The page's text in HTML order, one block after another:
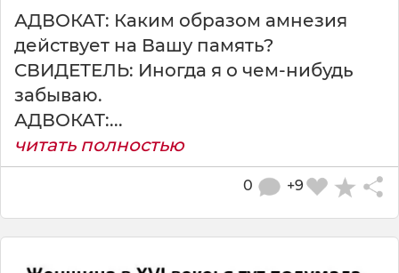
АДВОКАТ: Каким образом амнезия
действует на Вашу память?
СВИДЕТЕЛЬ: Иногда я о чем-нибудь
забываю.
АДВОКАТ:...
читать полностью
+9
0